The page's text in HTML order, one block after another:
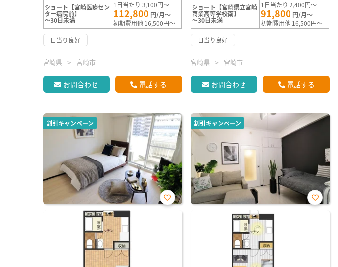
ショート【宮崎医療セン
ター病院前】
～30日未満
1日当たり 3,100円～
112,800 円/月～
初期費用他 16,500円～
日当り良好
宮崎県 宮崎市
お問合わせ 電話する
ショート【宮崎県立宮崎
商業高等学校南】
～30日未満
1日当たり 2,400円～
91,800 円/月～
初期費用他 16,500円～
日当り良好
宮崎県 宮崎市
お問合わせ 電話する
割引キャンペーン
お気
割引キャンペーン
お気